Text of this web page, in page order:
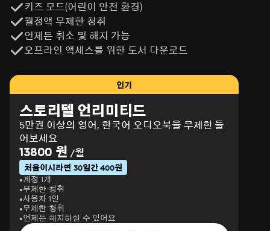
키즈 모드(어린이 안전 환경)
월정액 무제한 청취
언제든 취소 및 해지 가능
오프라인 액세스를 위한 도서 다운로드
인기
스토리텔 언리미티드
5만권 이상의 영어, 한국어 오디오북을 무제한 들
어보세요
13800 원 /월
처음이시라면 30일간 400원
계정 1개
무제한 청취
사용자 1인
무제한 청취
언제든 해지하실 수 있어요